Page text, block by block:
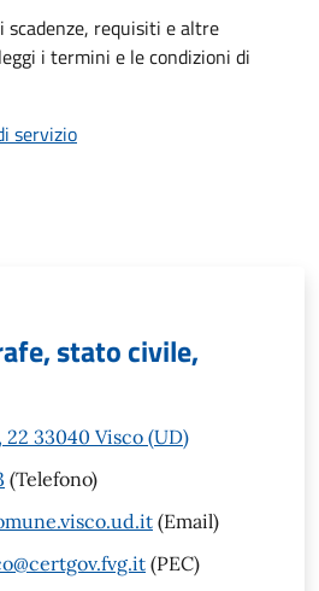
scadenze, requisiti e altre
i termini e le condizioni di
servizio
stato civile,
33040 Visco (UD)
(Telefono)
(Email)
(PEC)